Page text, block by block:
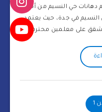
دهانات حي النسيم من أهم
في جدة، حيث يعتمد
على معلمين محترفين…